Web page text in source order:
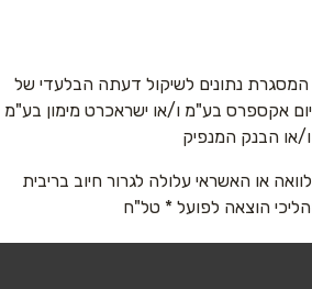
נתונים לשיקול דעתה הבלעדי של
אקספרס בע"מ ו/או ישראכרט מימון בע"מ
ו/או הבנק המנפיק
או האשראי עלולה לגרור חיוב בריבית
והליכי הוצאה לפועל * טל"ח